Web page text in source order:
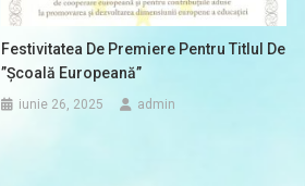
Festivitatea De Premiere Pentru Titlul De
”Școală Europeană”
iunie 26, 2025 admin